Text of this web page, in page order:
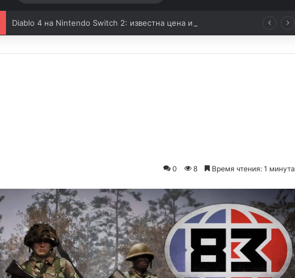
Diablo 4 на Nintendo Switch 2: известна цена и дата выхода
0 8 Время чтения: 1 минута